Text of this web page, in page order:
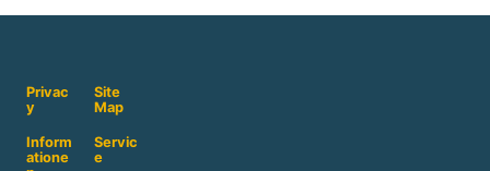
Privac
y
Site
Map
Inform
atione
Servic
e